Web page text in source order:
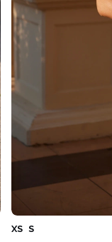
XS S